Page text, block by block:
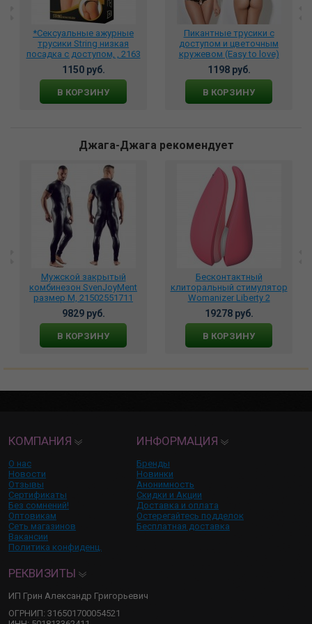
*Сексуальные ажурные
трусики String низкая
посадка с доступом, , 2163
1150 руб.
В КОРЗИНУ
Пикантные трусики с
доступом и цветочным
кружевом (Easy to love)
04323XL/XXL(50-52)
1198 руб.
В КОРЗИНУ
Джага-Джага рекомендует
Мужской закрытый
комбинезон SvenJoyMent
размер M, 21502551711
9829 руб.
В КОРЗИНУ
Бесконтактный
клиторальный стимулятор
Womanizer Liberty 2
розовый, wz112sg4
19278 руб.
В КОРЗИНУ
КОМПАНИЯ
О нас
Новости
Отзывы
Сертификаты
Без сомнений!
Оптовикам
Сеть магазинов
Вакансии
Политика конфиденц.
ИНФОРМАЦИЯ
Бренды
Новинки
Анонимность
Скидки и Акции
Доставка и оплата
Остерегайтесь подделок
Бесплатная доставка
РЕКВИЗИТЫ
ИП Грин Александр Григорьевич
ОГРНИП: 316501700054521